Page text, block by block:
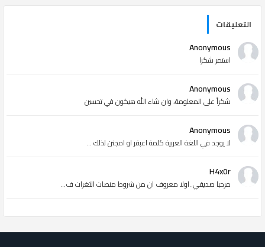
التعليقات
Anonymous
استمر شكرا
Anonymous
شكراً على المعلومة، وان شاء الله هيكون في تحسين
Anonymous
لا يوجد في اللغة العربية كلمة اعبقر او امجنن لذلك ...
H4x0r
مرحبا صديقي..اولا معروف ان من شروط منصات الثغرات ف...